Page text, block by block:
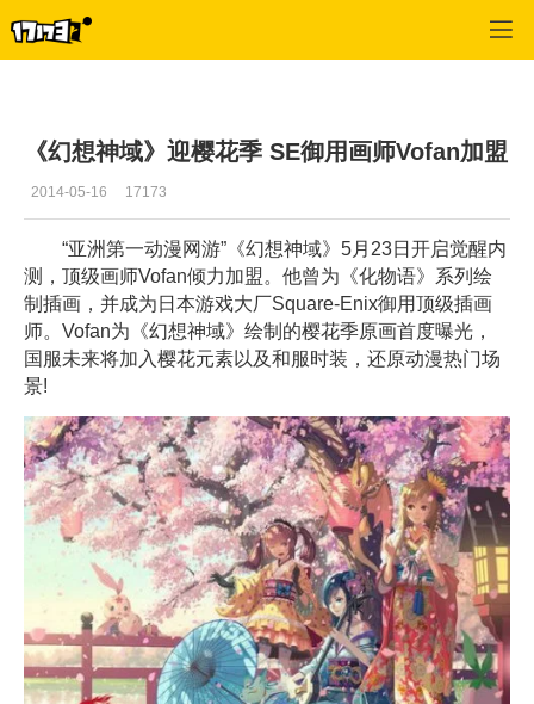
《幻想神域》迎樱花季 SE御用画师Vofan加盟
2014-05-16 17173
“亚洲第一动漫网游”《幻想神域》5月23日开启觉醒内
测，顶级画师Vofan倾力加盟。他曾为《化物语》系列绘
制插画，并成为日本游戏大厂Square-Enix御用顶级插画
师。Vofan为《幻想神域》绘制的樱花季原画首度曝光，
国服未来将加入樱花元素以及和服时装，还原动漫热门场
景!